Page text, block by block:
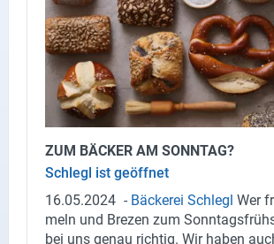
ZUM BÄ­CKER AM SONN­TAG?
Schlegl ist ge­öff­net
16.05.2024 - Bä­cke­rei Schlegl Wer
meln und Bre­zen zum
bei uns genau rich­tig. Wir haben